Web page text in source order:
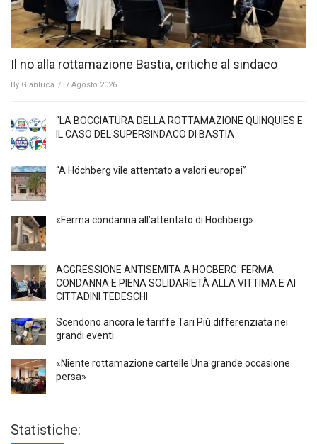
Il no alla rottamazione Bastia, critiche al sindaco
By Gianluca / 7 Agosto 2026
“LA BOCCIATURA DELLA ROTTAMAZIONE QUINQUIES E
IL CASO DEL SUPERSINDACO DI BASTIA
“A Höchberg vile attentato a valori europei”
«Ferma condanna all’attentato di Höchberg»
AGGRESSIONE ANTISEMITA A HÖCBERG: FERMA
CONDANNA E PIENA SOLIDARIETÀ ALLA VITTIMA E AI
CITTADINI TEDESCHI
Scendono ancora le tariffe Tari Più differenziata nei
grandi eventi
«Niente rottamazione cartelle Una grande occasione
persa»
Statistiche: